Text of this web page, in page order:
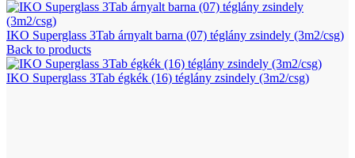
IKO Superglass 3Tab árnyalt barna (07) téglány zsindely (3m2/csg)
Back to products
IKO Superglass 3Tab égkék (16) téglány zsindely (3m2/csg)